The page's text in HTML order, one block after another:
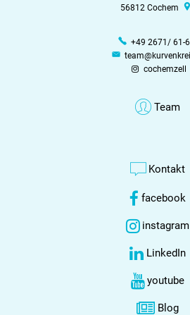
56812 Cochem
+49 2671/ 61-
cochemzell
Team
Kontakt
facebook
instagram
LinkedIn
youtube
Blog